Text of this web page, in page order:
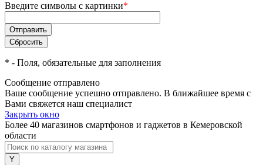
Введите символы с картинки*
* - Поля, обязательные для заполнения
Сообщение отправлено
Ваше сообщение успешно отправлено. В ближайшее время с
Вами свяжется наш специалист
Закрыть окно
Более 40 магазинов смартфонов и гаджетов в Кемеровской
области